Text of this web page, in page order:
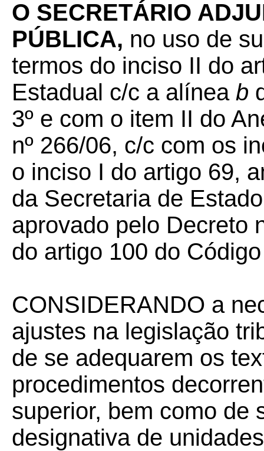
O SECRETÁRIO
PÚBLICA, no uso de
termos do inciso II do
Estadual c/c a alínea b
3º e com o item II do
nº 266/06, c/c com os
o inciso I do artigo 69,
da Secretaria de
aprovado pelo Decreto
do artigo 100 do
CONSIDERANDO a
ajustes na legislação
de se adequarem os
procedimentos
superior, bem como de
designativa de